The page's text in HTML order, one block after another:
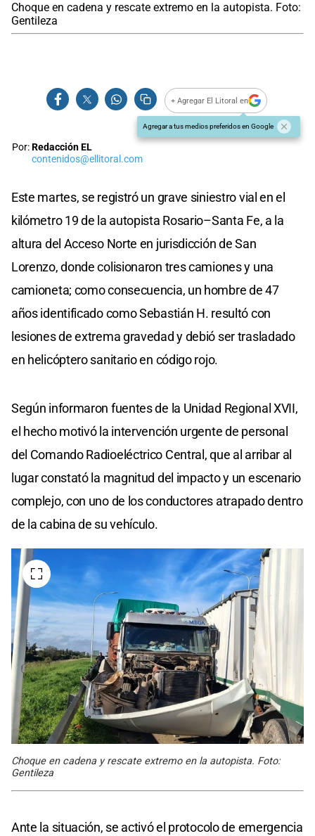
Choque en cadena y rescate extremo en la autopista. Foto:
Gentileza
+ Agregar El Litoral en
Agregar a tus medios preferidos en Google
Por:Redacción EL
contenidos@ellitoral.com
Este martes, se registró un grave siniestro vial en el
kilómetro 19 de la autopista Rosario–Santa Fe, a la
altura del Acceso Norte en jurisdicción de San
Lorenzo, donde colisionaron tres camiones y una
camioneta; como consecuencia, un hombre de 47
años identificado como Sebastián H. resultó con
lesiones de extrema gravedad y debió ser trasladado
en helicóptero sanitario en código rojo.
Según informaron fuentes de la Unidad Regional XVII,
el hecho motivó la intervención urgente de personal
del Comando Radioeléctrico Central, que al arribar al
lugar constató la magnitud del impacto y un escenario
complejo, con uno de los conductores atrapado dentro
de la cabina de su vehículo.
Choque en cadena y rescate extremo en la autopista. Foto:
Gentileza
Ante la situación, se activó el protocolo de emergencia